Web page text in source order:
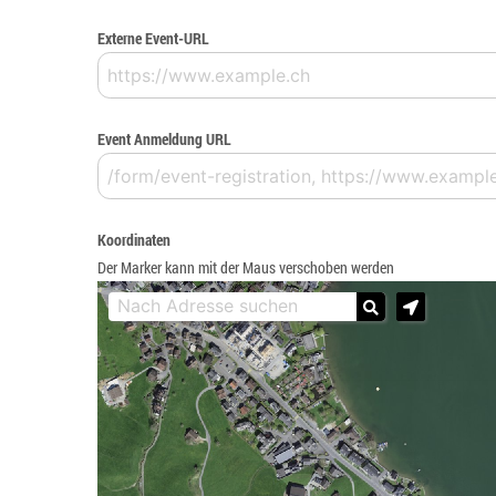
Externe Event-URL
Event Anmeldung URL
Koordinaten
Der Marker kann mit der Maus verschoben werden